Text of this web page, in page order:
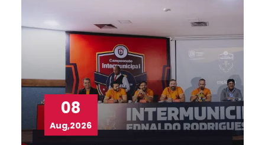
08
Aug,2026